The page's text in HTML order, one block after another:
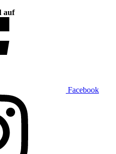
auf
Facebook